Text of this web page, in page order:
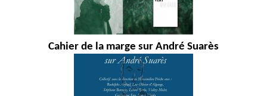
Cahier de la marge sur André Suarès